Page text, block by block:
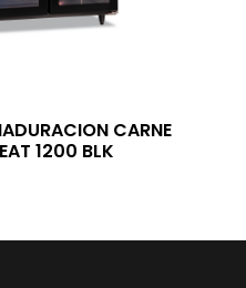
CARNE
1200 BLK